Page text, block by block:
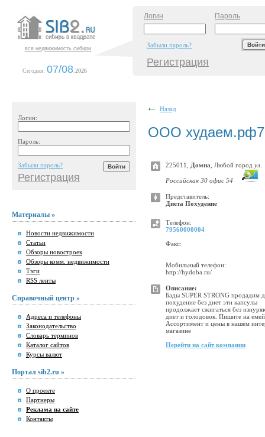
вся недвижимость сибири
Сегодня: 07/08 2026
Логин Пароль
Забыли пароль?
Регистрация
Логин:
Пароль:
Забыли пароль?
Регистрация
Материалы »
Новости недвижимости
Статьи
Обзоры новостроек
Обзоры комм. недвижимости
Тэги
RSS ленты
Справочный центр »
Адреса и телефоны
Законодательство
Словарь терминов
Каталог сайтов
Курсы валют
Портал sib2.ru »
О проекте
Партнеры
Реклама на сайте
Контакты
Назад
ООО худаем.рф7
225011, Домна , Любой город ул.
Российская 30 офис 54
Представитель:
Диета Похудение
Телефон:
79560000004
Факс:
Мобильный телефон:
http://hydoba.ru/
Описание:
Бады SUPER STRONG продадим
похудение без диет эти капсулы
продолжает сжигаться без
диет и голодовок. Пишите на
Ассортимент и цены в нашем
магазине
Перейти на сайт компании